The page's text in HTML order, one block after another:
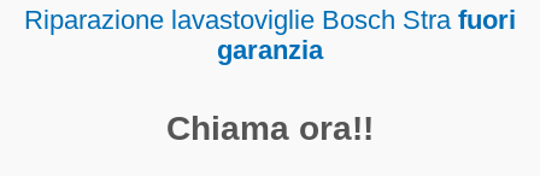
Riparazione lavastoviglie Bosch Stra fuori
garanzia
Chiama ora!!